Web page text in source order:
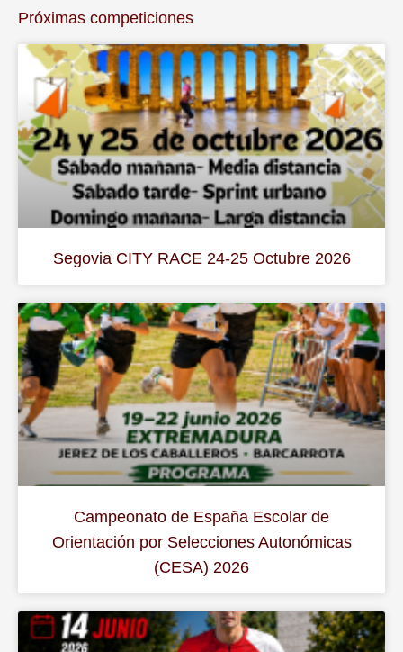
Próximas competiciones
Segovia CITY RACE 24-25 Octubre 2026
Campeonato de España Escolar de
Orientación por Selecciones Autonómicas
(CESA) 2026